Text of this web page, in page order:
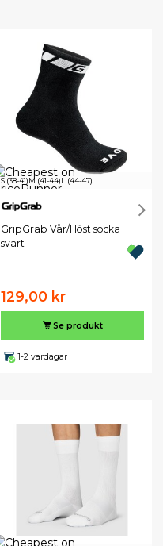
S (38-41)M (41-44)L (44-47)
GripGrab Vår/Höst socka
svart
129,00 kr
Se produkt
1-2 vardagar